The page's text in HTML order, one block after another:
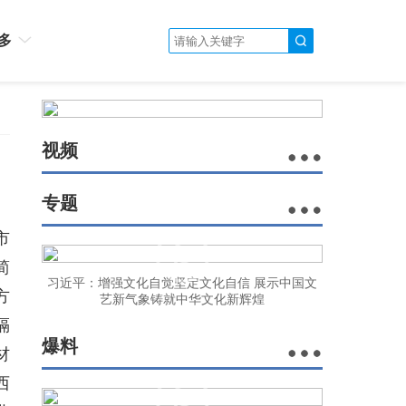
视频
专题
习近平：增强文化自觉坚定文化自信 展示中国文
艺新气象铸就中华文化新辉煌
爆料